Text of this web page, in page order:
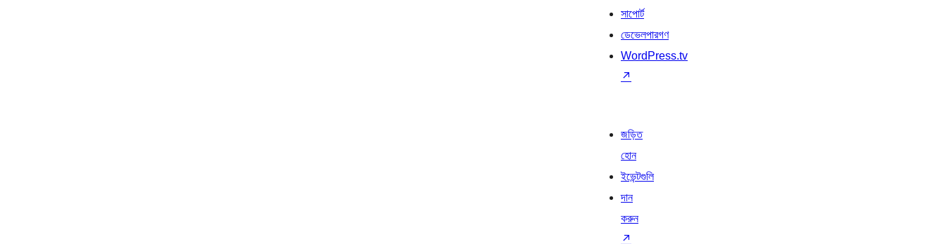
সাপোর্ট
ডেভেলপারগণ
WordPress.tv
↗
জড়িত
হোন
ইভেন্টগুলি
দান
করুন
↗